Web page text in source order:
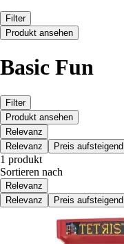
Filter
Produkt ansehen
Basic Fun
Filter
Produkt ansehen
Relevanz
Relevanz
Preis aufsteigend
1 produkt
Sortieren nach
Relevanz
Relevanz
Preis aufsteigend